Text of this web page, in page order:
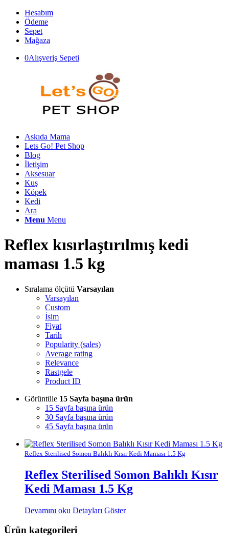
Hesabım
Ödeme
Sepet
Mağaza
0Alışveriş Sepeti
Askıda Mama
Lets Go! Pet Shop
Blog
İletişim
Aksesuar
Kuş
Köpek
Kedi
Ara
Menu Menu
Reflex kısırlaştırılmış kedi
maması 1.5 kg
Sıralama ölçütü Varsayılan
Varsayılan
Custom
İsim
Fiyat
Tarih
Popularity (sales)
Average rating
Relevance
Rastgele
Product ID
Görüntüle 15 Sayfa başına ürün
15 Sayfa başına ürün
30 Sayfa başına ürün
45 Sayfa başına ürün
Reflex Sterilised Somon Balıklı Kısır Kedi Maması 1.5 Kg
Reflex Sterilised Somon Balıklı Kısır
Kedi Maması 1.5 Kg
Devamını oku Detayları Göster
Ürün kategorileri